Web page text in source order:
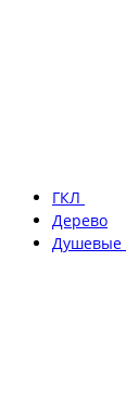
ГКЛ
Дерево
Душевые